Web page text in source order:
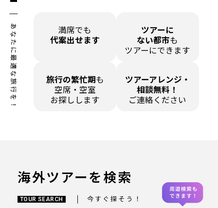
あなたに最適な旅行を！
満席でも
代案出せます
ツアーに
ない都市も
ツアーにできます
旅行の繁忙期 も
空席・空室
お探しします
ツアーアレンジ・
相談無料！
ご連絡ください
海外ツアーを検索
TOUR SEARCH 今すぐ探そう！